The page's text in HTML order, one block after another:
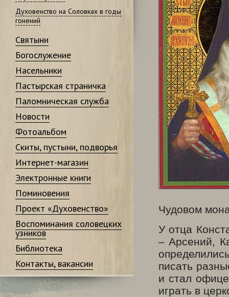
Духовенство на Соловках в годы
гонений
Святыни
Богослужение
Насельники
Пастырская страничка
Паломническая служба
Новости
Фотоальбом
Скиты, пустыни, подворья
Интернет-магазин
Электронные книги
Поминовения
Проект «Духовенство»
Воспоминания соловецких
узников
Библиотека
Контакты, вакансии
Чудовом
У отца
– Арсений,
писать
и стал
играть в